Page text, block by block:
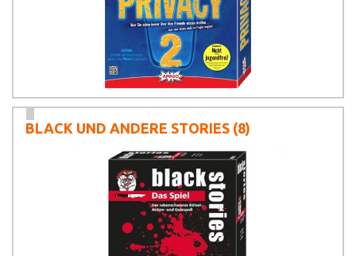
BLACK UND ANDERE STORIES (8)